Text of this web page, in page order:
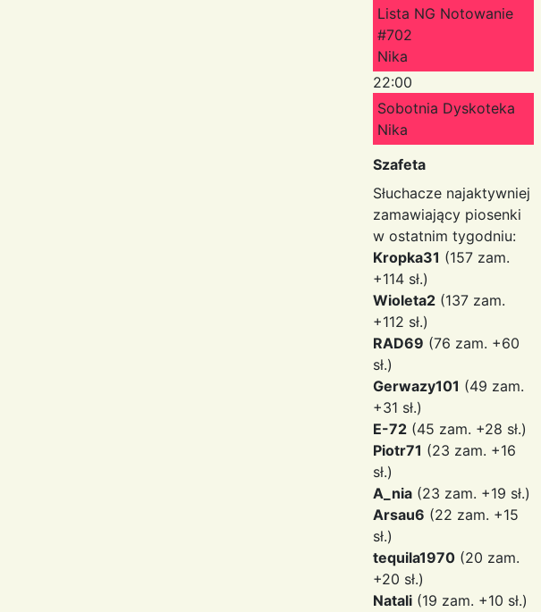
Lista NG Notowanie
#702
Nika
22:00
Sobotnia Dyskoteka
Nika
Szafeta
Słuchacze najaktywniej
zamawiający piosenki
w ostatnim tygodniu:
Kropka31 (157 zam.
+114 sł.)
Wioleta2 (137 zam.
+112 sł.)
RAD69 (76 zam. +60
sł.)
Gerwazy101 (49 zam.
+31 sł.)
E-72 (45 zam. +28 sł.)
Piotr71 (23 zam. +16
sł.)
A_nia (23 zam. +19 sł.)
Arsau6 (22 zam. +15
sł.)
tequila1970 (20 zam.
+20 sł.)
Natali (19 zam. +10 sł.)